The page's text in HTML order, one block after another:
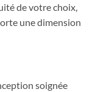
de votre choix,
une dimension
soignée